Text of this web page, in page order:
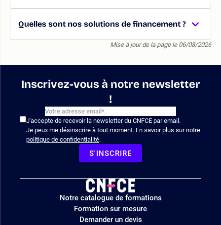
Quelles sont nos solutions de financement ?
Mise à jour de la page le 06/08/2026
Inscrivez-vous à notre newsletter
!
J'accepte de recevoir la newsletter du CNFCE par email.
Je peux me désinscrire à tout moment. En savoir plus sur notre
politique de confidentialité.
S'INSCRIRE
Logo
site
Notre catalogue de formations
Formation sur mesure
Demander un devis